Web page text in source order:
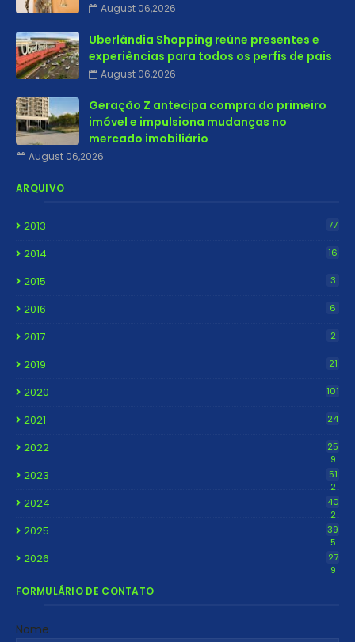
August 06,2026
Uberlândia Shopping reúne presentes e
experiências para todos os perfis de pais
August 06,2026
Geração Z antecipa compra do primeiro
imóvel e impulsiona mudanças no
mercado imobiliário
August 06,2026
ARQUIVO
2013 77
2014 16
2015 3
2016 6
2017 2
2019 21
2020 101
2021 24
2022
25
9
2023
51
2
2024
40
2
2025
39
5
2026
27
9
FORMULÁRIO DE CONTATO
Nome